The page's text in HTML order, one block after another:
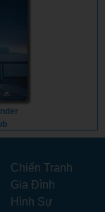
Chiến Tranh
Gia Đình
Hình Sự